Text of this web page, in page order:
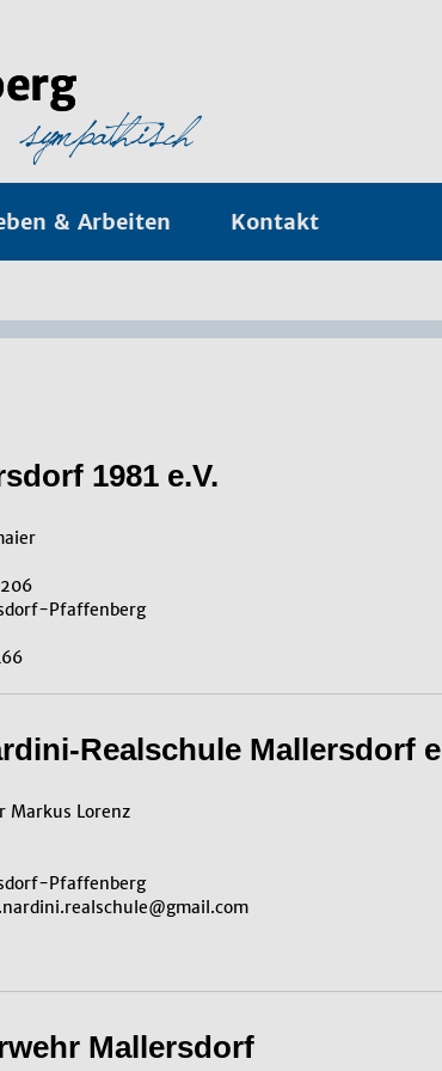
& Arbeiten Kontakt
1981 e.V.
Pfaffenberg
Realschule Mallersdorf
Markus Lorenz
Pfaffenberg
Mallersdorf